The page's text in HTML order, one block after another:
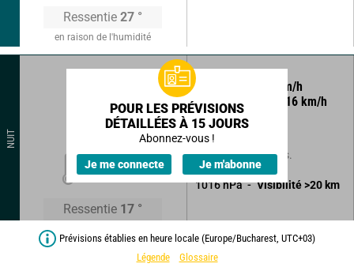
Ressentie 27 °
en raison de l'humidité
NUIT
18°
Ressentie 17 °
km/h
Rafales à
16 km/h
Ciel clair.
Sans précipitations.
1016hPa Visibilité >20 km
POUR LES PRÉVISIONS
DÉTAILLÉES À 15 JOURS
Abonnez-vous !
Je me connecte Je m'abonne
Prévisions établies en heure locale (Europe/Bucharest, UTC+03)
Légende
Glossaire